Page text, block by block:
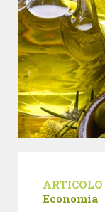
ARTICOLO
Economia